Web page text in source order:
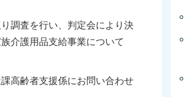
調査を行い、判定会により決
介護用品支給事業について
高齢者支援係にお問い合わせ